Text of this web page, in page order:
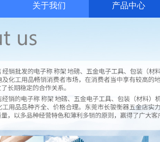
关于我们 产品中心